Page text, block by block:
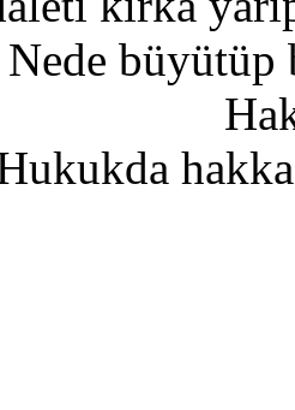
Nede büyütüp